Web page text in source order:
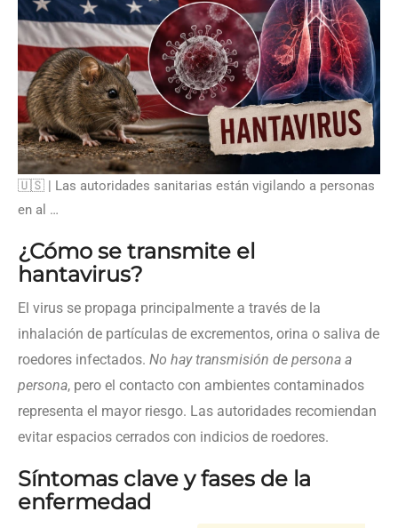
🇺🇸 | Las autoridades sanitarias están vigilando a personas
en al …
¿Cómo se transmite el
hantavirus?
El virus se propaga principalmente a través de la
inhalación de partículas de excrementos, orina o saliva de
roedores infectados. No hay transmisión de persona a
persona, pero el contacto con ambientes contaminados
representa el mayor riesgo. Las autoridades recomiendan
evitar espacios cerrados con indicios de roedores.
Síntomas clave y fases de la
enfermedad